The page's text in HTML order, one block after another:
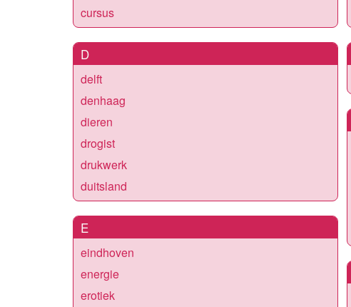
cursus
D
delft
denhaag
dieren
drogist
drukwerk
duitsland
E
eindhoven
energie
erotiek